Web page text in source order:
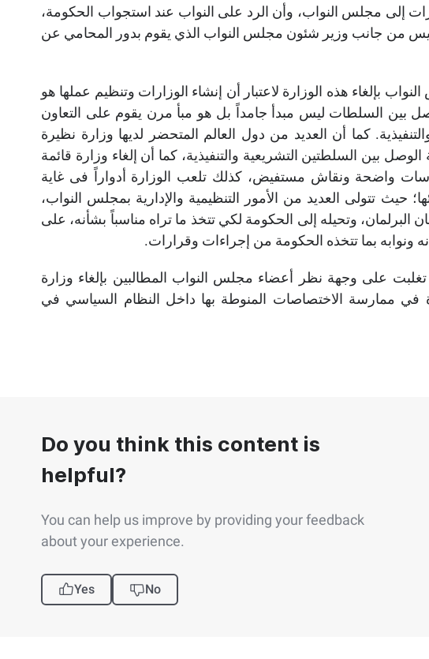
إلى مجلس النواب، وأن الرد على النواب عند استجواب الحكومة،
من جانب وزير شئون مجلس النواب الذي يقوم بدور المحامي عن
بإلغاء هذه الوزارة لاعتبار أن إنشاء الوزارات وتنظيم عملها هو
بين السلطات ليس مبدأ جامداً بل هو مبأ مرن يقوم على التعاون
كما أن العديد من دول العالم المتحضر لديها وزارة نظيرة
بين السلطتين التشريعية والتنفيذية، كما أن إلغاء وزارة قائمة
واضحة ونقاش مستفيض، كذلك تلعب الوزارة أدواراً فى غاية
حيث تتولى العديد من الأمور التنظيمية والإدارية بمجلس النواب،
وتحيله إلى الحكومة لكي تتخذ ما تراه مناسباً بشأنه، على
ونوابه بما تتخذه الحكومة من إجراءات وقرارات.
على وجهة نظر أعضاء مجلس النواب المطالبين بإلغاء وزارة
ممارسة الاختصاصات المنوطة بها داخل النظام السياسي في
Do you think this content is
helpful?
You can help us improve by providing your feedback
about your experience.
Yes No